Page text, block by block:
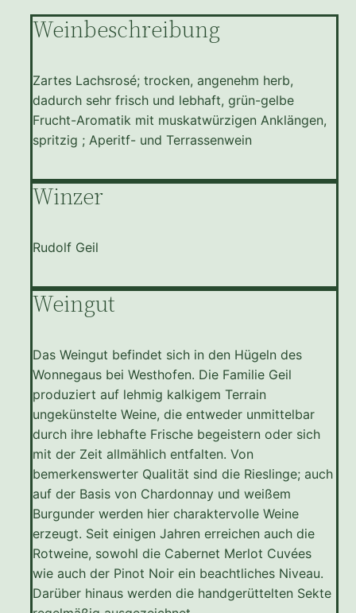
Weinbeschreibung
Zartes Lachsrosé; trocken, angenehm herb,
dadurch sehr frisch und lebhaft, grün-gelbe
Frucht-Aromatik mit muskatwürzigen Anklängen,
spritzig ; Aperitf- und Terrassenwein
Winzer
Rudolf Geil
Weingut
Das Weingut befindet sich in den Hügeln des
Wonnegaus bei Westhofen. Die Familie Geil
produziert auf lehmig kalkigem Terrain
ungekünstelte Weine, die entweder unmittelbar
durch ihre lebhafte Frische begeistern oder sich
mit der Zeit allmählich entfalten. Von
bemerkenswerter Qualität sind die Rieslinge; auch
auf der Basis von Chardonnay und weißem
Burgunder werden hier charaktervolle Weine
erzeugt. Seit einigen Jahren erreichen auch die
Rotweine, sowohl die Cabernet Merlot Cuvées
wie auch der Pinot Noir ein beachtliches Niveau.
Darüber hinaus werden die handgerüttelten Sekte